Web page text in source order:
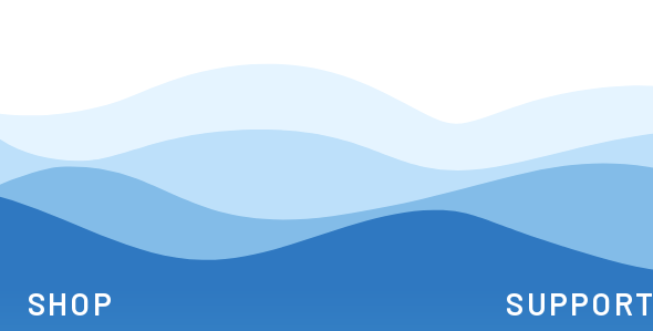
SHOP SUPPORT